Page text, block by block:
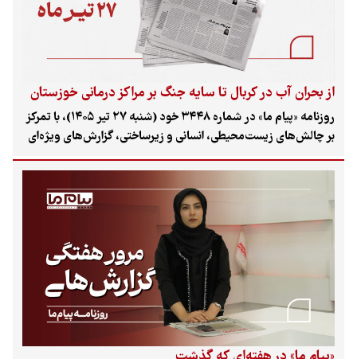
از بحران آب در کربال تا سایه جنگ بر مراکز درمانی خوزستان
روزنامه «پیام ما» در شماره ۳۴۴۸ خود (شنبه ۲۷ تیر ۱۴۰۵)، با تمرکز
بر چالش‌های زیست‌محیطی، انسانی و زیرساختی، گزارش‌های ویژه‌ای
را از بحران نابرابری در حوضه آبریز رود کُر و همچنین پیامدهای
دردناک جنگ در مناطق جنوبی کشور منتشر کرده است. این شماره
ضمن واکاوی وضعیت بیماران خاص در اهواز، به موضوعات مهمی
نظیر میراث فرهنگی و چالش‌های اجتماعی کارگران زن نیز پرداخته
است.